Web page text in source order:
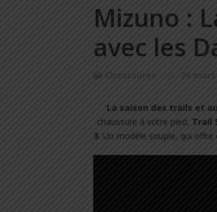
Mizuno :
avec les
Chaussures 26 mars
La saison des trails et
chaussure à votre pied, Trail
3. Un modèle souple, qui offre